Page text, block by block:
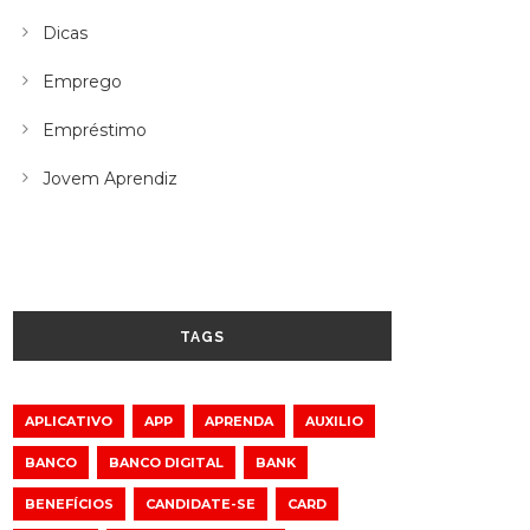
Dicas
Emprego
Empréstimo
Jovem Aprendiz
TAGS
APLICATIVO APP APRENDA AUXILIO
BANCO BANCO DIGITAL BANK
BENEFÍCIOS CANDIDATE-SE CARD